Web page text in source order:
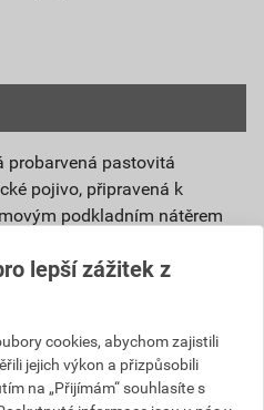
probarvená pastovitá
pojivo, připravená k
podkladním nátěrem
souvrství
v nočních hodinách,
vody na povrchu, která
růst nevzhledných řas.
aquaBalance dokáže
lepší zážitek z
cookies, abychom zajistili
jejich výkon a přizpůsobili
na „Přijímám“ souhlasíte s